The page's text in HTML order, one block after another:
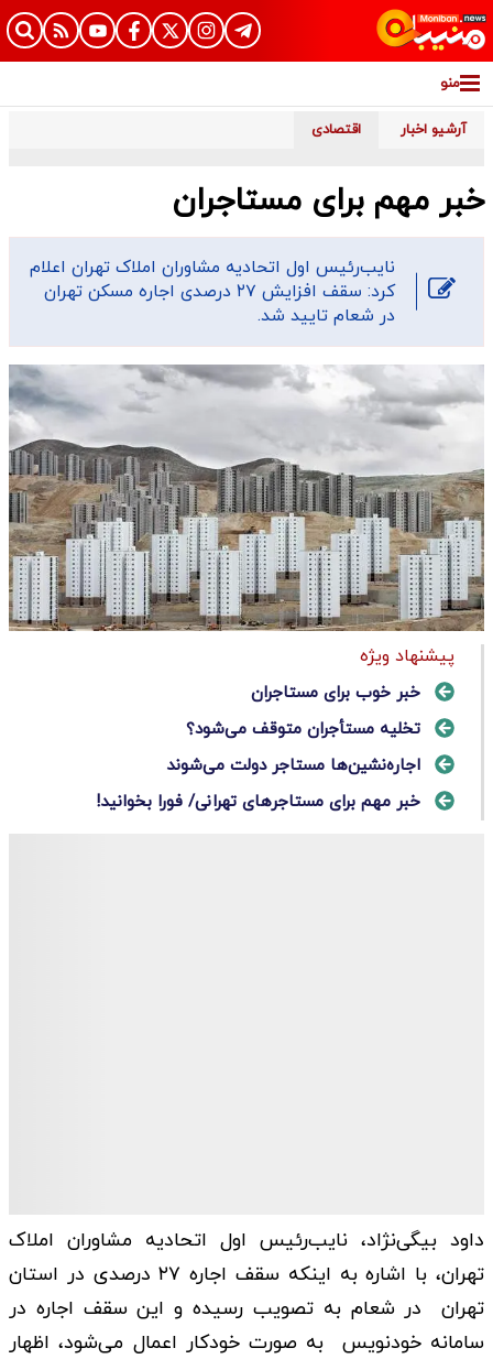
منو
آرشیو اخبار اقتصادی
خبر مهم برای مستاجران
نایب‌رئیس اول اتحادیه مشاوران املاک تهران اعلام
کرد: سقف افزایش ۲۷ درصدی اجاره مسکن تهران
در شعام تایید شد.
پیشنهاد ویژه
خبر خوب برای مستاجران
تخلیه مستأجران متوقف می‌شود؟
اجاره‌نشین‌ها مستاجر دولت می‌شوند
خبر مهم برای مستاجرهای تهرانی/ فورا بخوانید!
داود بیگی‌نژاد، نایب‌رئیس اول اتحادیه مشاوران املاک
تهران، با اشاره به اینکه سقف اجاره ۲۷ درصدی در استان
تهران در شعام به تصویب رسیده و این سقف اجاره در
سامانه‌ خودنویس به صورت خودکار اعمال می‌شود، اظهار